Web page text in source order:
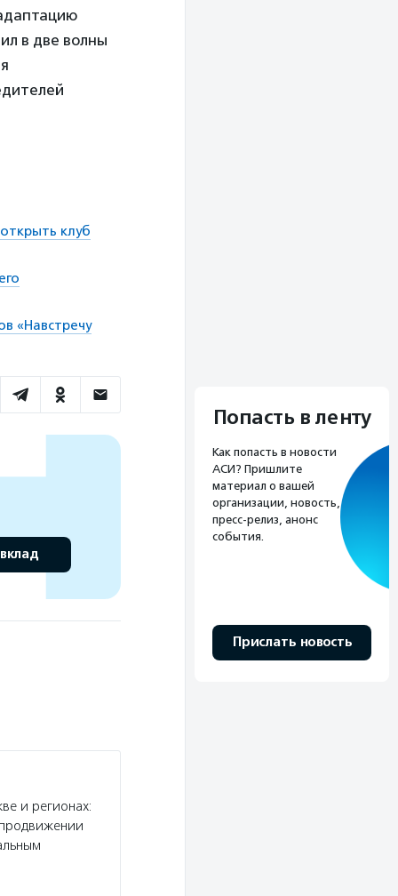
в две волны
клуб
«Навстречу
и регионах:
Попасть в ленту
Как попасть в новости
АСИ? Пришлите
материал о вашей
организации, новость,
пресс-релиз, анонс
события.
Прислать новость